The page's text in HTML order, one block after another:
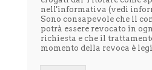
o
l
i
n
f
nell'informativa (vedi
Sono consapevole che il
potrà essere revocato in
richiesta e che il
momento della revoca è